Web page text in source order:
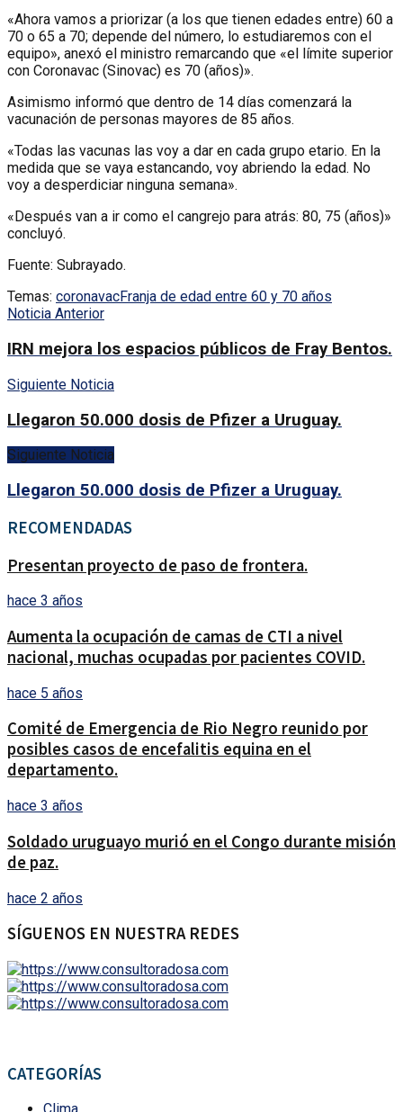
«Ahora vamos a priorizar (a los que tienen edades entre) 60 a
70 o 65 a 70; depende del número, lo estudiaremos con el
equipo», anexó el ministro remarcando que «el límite superior
con Coronavac (Sinovac) es 70 (años)».
Asimismo informó que dentro de 14 días comenzará la
vacunación de personas mayores de 85 años.
«Todas las vacunas las voy a dar en cada grupo etario. En la
medida que se vaya estancando, voy abriendo la edad. No
voy a desperdiciar ninguna semana».
«Después van a ir como el cangrejo para atrás: 80, 75 (años)»
concluyó.
Fuente: Subrayado.
Temas: coronavacFranja de edad entre 60 y 70 años
Noticia Anterior
IRN mejora los espacios públicos de Fray Bentos.
Siguiente Noticia
Llegaron 50.000 dosis de Pfizer a Uruguay.
Siguiente Noticia
Llegaron 50.000 dosis de Pfizer a Uruguay.
RECOMENDADAS
Presentan proyecto de paso de frontera.
hace 3 años
Aumenta la ocupación de camas de CTI a nivel
nacional, muchas ocupadas por pacientes COVID.
hace 5 años
Comité de Emergencia de Rio Negro reunido por
posibles casos de encefalitis equina en el
departamento.
hace 3 años
Soldado uruguayo murió en el Congo durante misión
de paz.
hace 2 años
SÍGUENOS EN NUESTRA REDES
CATEGORÍAS